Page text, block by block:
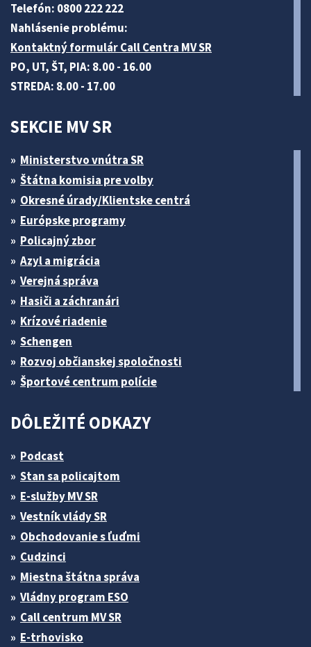
Telefón: 0800 222 222
Nahlásenie problému:
Kontaktný formulár Call Centra MV SR
PO, UT, ŠT, PIA: 8.00 - 16.00
STREDA: 8.00 - 17.00
SEKCIE MV SR
Ministerstvo vnútra SR
Štátna komisia pre volby
Okresné úrady/Klientske centrá
Európske programy
Policajný zbor
Azyl a migrácia
Verejná správa
Hasiči a záchranári
Krízové riadenie
Schengen
Rozvoj občianskej spoločnosti
Športové centrum polície
DÔLEŽITÉ ODKAZY
Podcast
Stan sa policajtom
E-služby MV SR
Vestník vlády SR
Obchodovanie s ľuďmi
Cudzinci
Miestna štátna správa
Vládny program ESO
Call centrum MV SR
E-trhovisko